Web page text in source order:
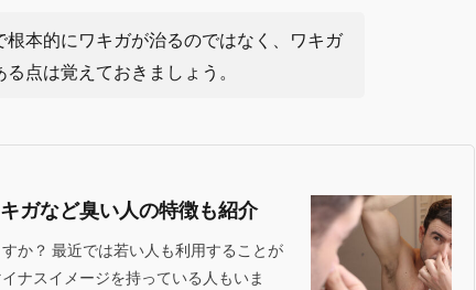
本的にワキガが治るのではなく、ワキガ
点は覚えておきましょう。
ガなど臭い人の特徴も紹介
か？ 最近では若い人も利用することが
ナスイメージを持っている人もいま